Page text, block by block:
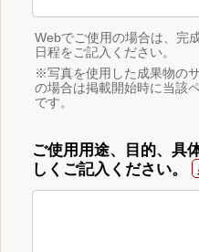
Webでご使用の場合は、完
日程をご記入ください。
※写真を使用した成果物の
の場合は掲載開始時に当該
です。
ご使用用途、目的、具
しくご記入ください。